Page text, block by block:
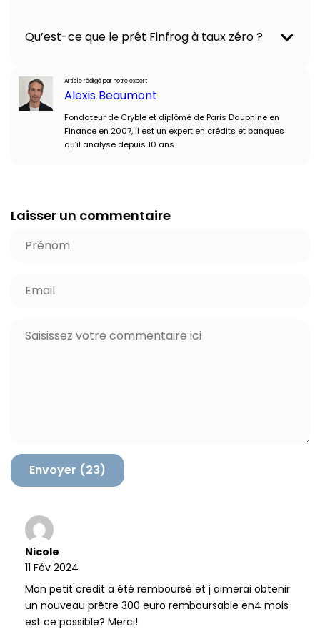
Qu’est-ce que le prêt Finfrog à taux zéro ?
Article rédigé par notre expert
Alexis Beaumont
Fondateur de Cryble et diplômé de Paris Dauphine en
Finance en 2007, il est un expert en crédits et banques
qu’il analyse depuis 10 ans.
Laisser un commentaire
a
i
Nicole
11 Fév 2024
Mon petit credit a été remboursé et j aimerai obtenir
un nouveau prêtre 300 euro remboursable en4 mois
est ce possible? Merci!